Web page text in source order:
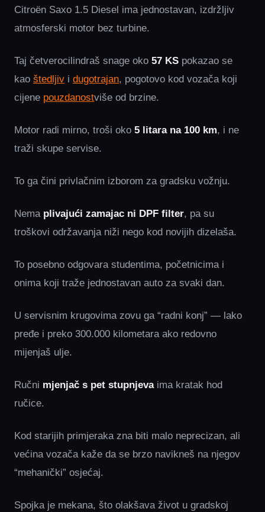
Citroën Saxo 1.5 Diesel ima jednostavan, izdržljiv
atmosferski motor bez turbine.
Taj četverocilindraš snage oko 57 KS pokazao se
kao štedljiv i dugotrajan, pogotovo kod vozača koji
cijene pouzdanostviše od brzine.
Motor radi mirno, troši oko 5 litara na 100 km, i ne
traži skupe servise.
To ga čini privlačnim izborom za gradsku vožnju.
Nema plivajući zamajac ni DPF filter, pa su
troškovi održavanja niži nego kod novijih dizelaša.
To posebno odgovara studentima, početnicima i
onima koji traže jednostavan auto za svaki dan.
U servisnim krugovima zovu ga “radni konj” — lako
pređe i preko 300.000 kilometara ako redovno
mijenjaš ulje.
Ručni mjenjač s pet stupnjevaima kratak hod
ručice.
Kod starijih primjeraka zna biti malo neprecizan, ali
većina vozača kaže da se brzo navikneš na njegov
“mehanički” osjećaj.
Spojka je mekana, što olakšava život u gradskoj